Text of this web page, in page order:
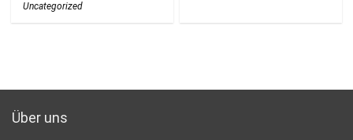
Uncategorized
Über uns